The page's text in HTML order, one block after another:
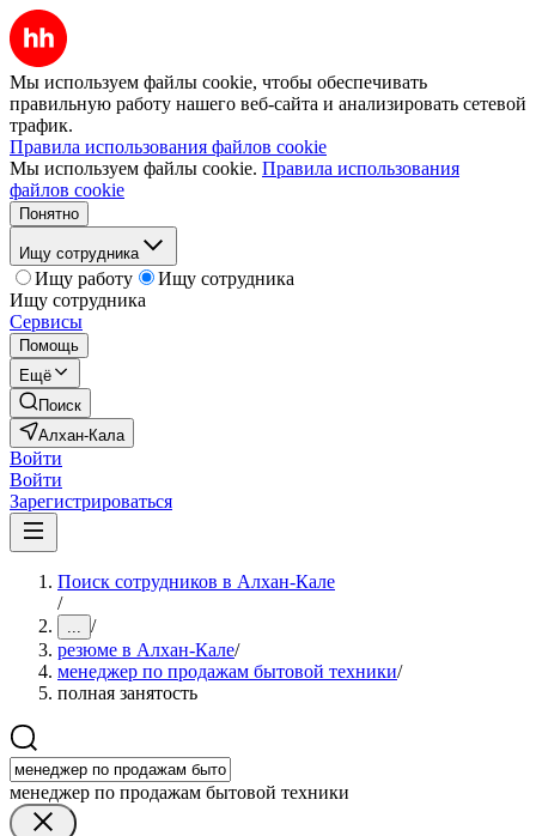
Мы используем файлы cookie, чтобы обеспечивать
правильную работу нашего веб-сайта и анализировать сетевой
трафик.
Правила использования файлов cookie
Мы используем файлы cookie. Правила использования
файлов cookie
Понятно
Ищу сотрудника
Ищу работу
Ищу сотрудника
Ищу сотрудника
Сервисы
Помощь
Ещё
Поиск
Алхан-Кала
Войти
Войти
Зарегистрироваться
Поиск сотрудников в Алхан-Кале
/
... /
резюме в Алхан-Кале/
менеджер по продажам бытовой техники/
полная занятость
менеджер по продажам бытовой техники